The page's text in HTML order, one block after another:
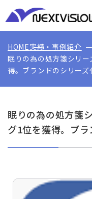
HOME実績・事例紹介
眠りの為の処方箋シリ
得。ブランドのシリーズ
眠りの為の処方箋
グ1位を獲得。ブラ